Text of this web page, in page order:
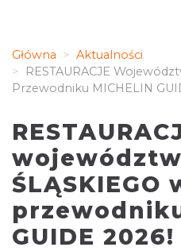
Główna
Aktualności
RESTAURACJE
Przewodniku MICHELIN
ŚLĄSKIEGO
GUIDE 2026!